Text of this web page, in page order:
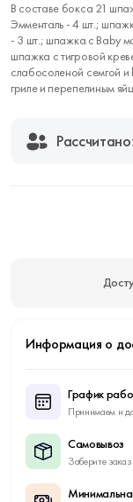
В составе бокса 21
Эмменталь - 4 шт.;
- 3 шт.; шпажка с Baby
шпажка с тигровой
слабосоленой семгой
гриле и перепелиным
Рассчитано:
Информация о
График
Принимаем и
Самовывоз
Заберите